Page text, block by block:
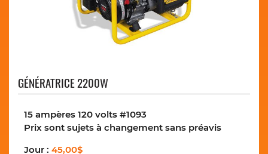
GÉNÉRATRICE 2200W
15 ampères 120 volts #1093
Prix sont sujets à changement sans préavis
Jour : 45,00$